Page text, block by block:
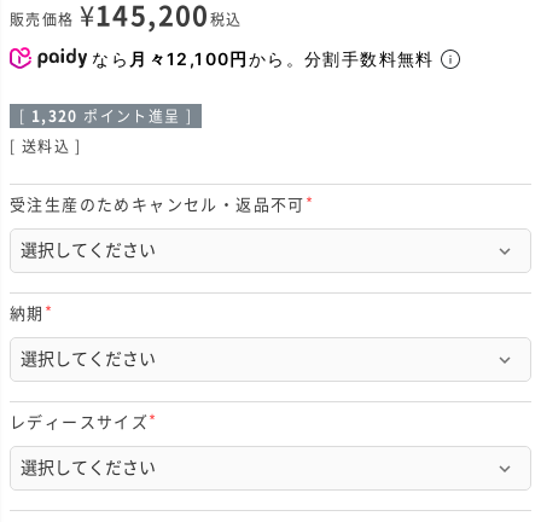
販売価格 ¥145,200 税込
なら 月々12,100円から。分割手数料無料
1,320 ポイント進呈 ]
送料込
受注生産のためキャンセル・返品不可
)
納期
必
須
)
レディースサイズ
須
)